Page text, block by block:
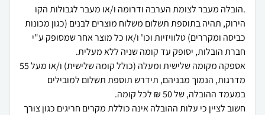
.הובלה מעבר לצומת הערבה ודרומה ו/או מעבר לגבולות הקו
הירוק, תהיה בתוספת תשלום משלוח מוצרים לבנים (כגון מכונות
כביסה ומקררים) טלוויזיות וכו' ו/או כל מוצר אחר שמסופק ע"י
אספקה מקומה שלישית ומעלה (כולל קומה שלישית) ו/או מעל 55
מדרגות, הנמוך מבניהם, תידרש תוספת תשלום למובילים
חשוב לציין כי עלות ההובלה אינה כוללת מקרים חריגים כגון צורך